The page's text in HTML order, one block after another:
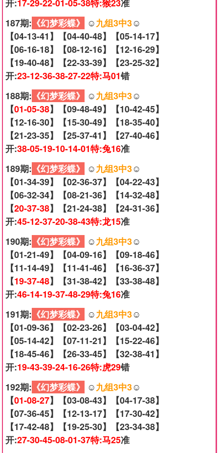
开:17-29-22-01-05-38特:猴23准
187期: 《幻梦彩蝶》 ☺️九组3中3☺️
【04-13-41】【04-40-48】【05-14-17】
【06-16-18】【08-12-16】【12-16-29】
【19-40-48】【22-33-39】【23-25-32】
开:23-12-36-38-27-22特:马01错
188期: 《幻梦彩蝶》 ☺️九组3中3☺️
【01-05-38】【09-48-49】【10-42-45】
【12-16-30】【15-30-49】【18-35-40】
【21-23-35】【25-37-41】【27-40-46】
开:38-05-19-10-14-01特:兔16准
189期: 《幻梦彩蝶》 ☺️九组3中3☺️
【01-34-39】【02-36-37】【04-22-43】
【06-32-34】【08-21-36】【14-32-48】
【20-37-38】【21-24-38】【24-31-36】
开:45-12-37-20-38-43特:龙15准
190期: 《幻梦彩蝶》 ☺️九组3中3☺️
【01-21-49】【04-09-16】【09-18-46】
【11-14-49】【11-41-46】【16-36-37】
【19-37-48】【31-38-42】【33-38-48】
开:46-14-19-37-48-29特:兔16准
191期: 《幻梦彩蝶》 ☺️九组3中3☺️
【01-09-36】【02-23-26】【03-04-42】
【05-14-42】【07-11-21】【15-22-46】
【18-45-46】【26-33-45】【32-38-41】
开:19-43-39-24-16-26特:虎29错
192期: 《幻梦彩蝶》 ☺️九组3中3☺️
【01-08-27】【03-08-43】【04-17-38】
【07-36-45】【12-13-17】【17-30-42】
【17-42-48】【19-25-30】【23-34-38】
开:27-30-45-08-01-37特:马25准